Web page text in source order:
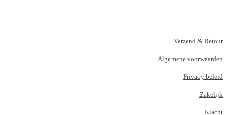
Verzend & Retour
Algemene voorwaarden
Privacy beleid
Zakelijk
Klacht